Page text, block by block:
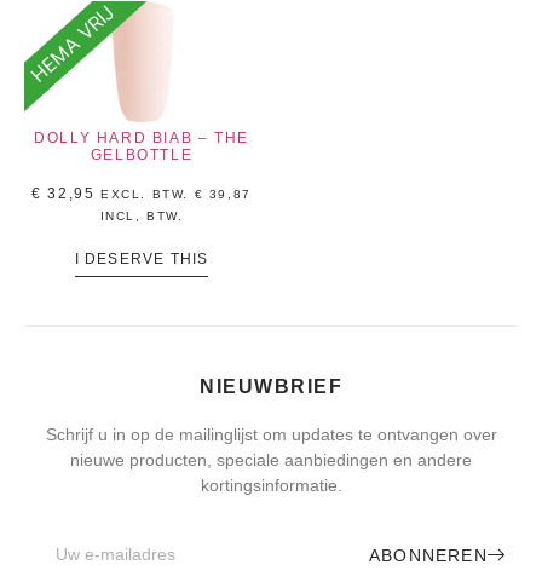
HEMA VRIJ
DOLLY HARD BIAB – THE
GELBOTTLE
€ 32,95 EXCL. BTW. € 39,87
INCL, BTW.
I DESERVE THIS
NIEUWBRIEF
Schrijf u in op de mailinglijst om updates te ontvangen over
nieuwe producten, speciale aanbiedingen en andere
kortingsinformatie.
ABONNEREN